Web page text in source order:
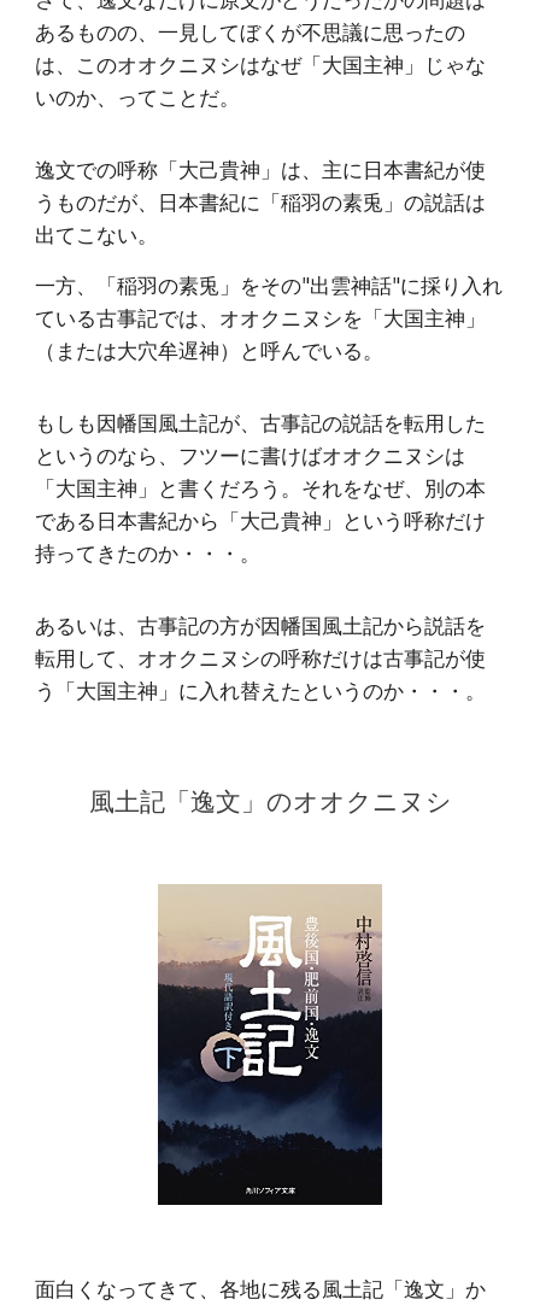
あるものの、一見してぼくが不思議に思ったの
は、このオオクニヌシはなぜ「大国主神」じゃな
いのか、ってことだ。
逸文での呼称「大己貴神」は、主に日本書紀が使
うものだが、日本書紀に「稲羽の素兎」の説話は
出てこない。
一方、「稲羽の素兎」をその"出雲神話"に採り入れ
ている古事記では、オオクニヌシを「大国主神」
（または大穴牟遅神）と呼んでいる。
もしも因幡国風土記が、古事記の説話を転用した
というのなら、フツーに書けばオオクニヌシは
「大国主神」と書くだろう。それをなぜ、別の本
である日本書紀から「大己貴神」という呼称だけ
持ってきたのか・・・。
あるいは、古事記の方が因幡国風土記から説話を
転用して、オオクニヌシの呼称だけは古事記が使
う「大国主神」に入れ替えたというのか・・・。
風土記「逸文」のオオクニヌシ
面白くなってきて、各地に残る風土記「逸文」か